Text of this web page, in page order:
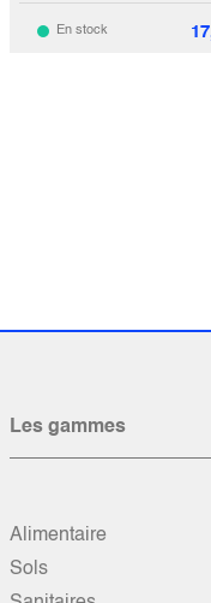
En stock
Les gammes
Alimentaire
Sols